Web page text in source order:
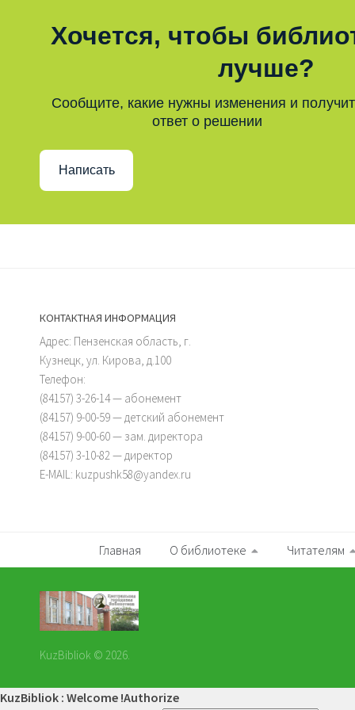
Хочется, чтобы
лучше?
Сообщите, какие нужны изменения и
ответ о решении
Написать
КОНТАКТНАЯ ИНФОРМАЦИЯ
Адрес: Пензенская область, г.
Кузнецк, ул. Кирова, д.100
Телефон:
(84157) 3-26-14 — абонемент
(84157) 9-00-59 — детский абонемент
(84157) 9-00-60 — зам. директора
(84157) 3-10-82 — директор
E-MAIL: kuzpushk58@yandex.ru
Главная О библиотеке Читателям
KuzBibliok © 2026.
KuzBibliok : Welcome !Authorize